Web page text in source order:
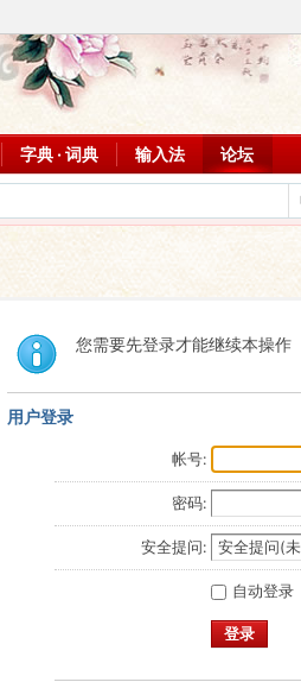
字典 · 词典 输入法 论坛
您需要先登录才能继续本操作
用户登录
帐号:
密码:
安全提问:
自动登录
登录